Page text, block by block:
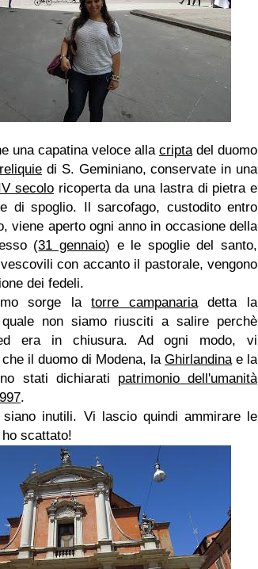
una capatina veloce alla criptadel duomo
reliquie di S. Geminiano, conservate in una
secoloricoperta da una lastra di pietra e
di spoglio. Il sarcofago, custodito entro
viene aperto ogni anno in occasione della
(31 gennaio) e le spoglie del santo,
con accanto il pastorale, vengono
dei fedeli.
sorge latorre campanariadetta la
non siamo riusciti a salire perchè
era in chiusura.
Ad ogni modo, vi
il duomo di Modena, la Ghirlandinae la
stati dichiarati patrimonio dell'umanità
.
inutili. Vi lascio quindi ammirare le
scattato!